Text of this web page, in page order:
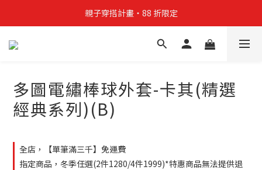
親子穿搭計畫・88 折限定
親子穿搭計畫・88 折限定
貼身補貨計畫  任選 6 件 $888
親子穿搭計畫・88 折限定
多圖電繡棒球外套-卡其(精選
經典系列)(B)
全店，【單筆滿三千】免運費
指定商品，冬季任選(2件1280/4件1999)*特惠商品無法提供退